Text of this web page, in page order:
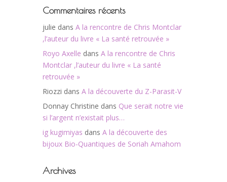
Commentaires récents
julie dans A la rencontre de Chris Montclar
,l’auteur du livre « La santé retrouvée »
Royo Axelle dans A la rencontre de Chris
Montclar ,l’auteur du livre « La santé
retrouvée »
Riozzi dans A la découverte du Z-Parasit-V
Donnay Christine dans Que serait notre vie
si l’argent n’existait plus…
ig kugimiyas dans A la découverte des
bijoux Bio-Quantiques de Soriah Amahom
Archives